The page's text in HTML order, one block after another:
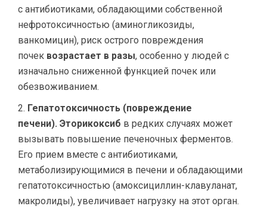
с антибиотиками, обладающими собственной
нефротоксичностью (аминогликозиды,
ванкомицин), риск острого повреждения
почек возрастает в разы, особенно у людей с
изначально сниженной функцией почек или
обезвоживанием.
Гепатотоксичность (повреждение
печени). Эторикоксиб в редких случаях может
вызывать повышение печеночных ферментов.
Его прием вместе с антибиотиками,
метаболизирующимися в печени и обладающими
гепатотоксичностью (амоксициллин-клавуланат,
макролиды), увеличивает нагрузку на этот орган.